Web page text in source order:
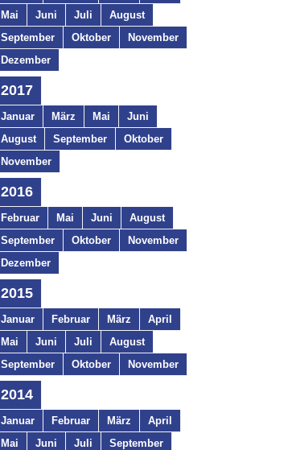
Mai
Juni Juli
August
September
Oktober
November
Dezember
2017
Januar März Mai
Juni
August
September
Oktober
November
2016
Februar Mai Juni
August
September
Oktober
November
Dezember
2015
Januar Februar März
April
Mai
Juni Juli
August
September
Oktober November
2014
Januar Februar März
April
Mai
Juni Juli
September